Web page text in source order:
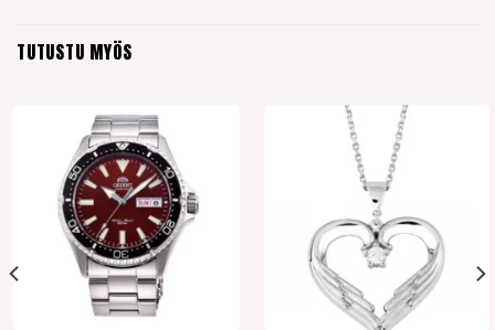
TUTUSTU MYÖS